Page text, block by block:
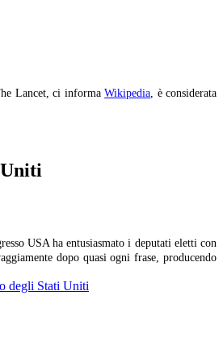
Lancet, ci informaWikipedia , è considerata
USA ha entusiasmato i deputati eletti con
dopo quasi ogni frase, producendo
degli Stati Uniti